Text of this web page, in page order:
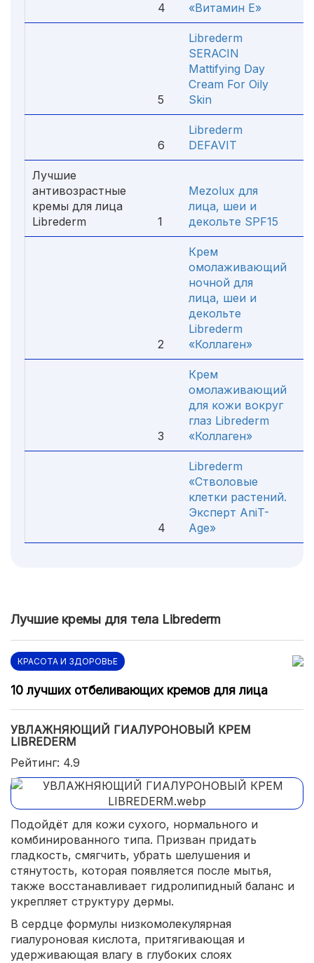
4
«Витамин Е»
5
Librederm
SERACIN
Mattifying Day
Cream For Oily
Skin
6
Librederm
DEFAVIT
Лучшие
антивозрастные
кремы для лица
Librederm
1
Mezolux для
лица, шеи и
декольте SPF15
2
Крем
омолаживающий
ночной для
лица, шеи и
декольте
Librederm
«Коллаген»
3
Крем
омолаживающий
для кожи вокруг
глаз Librederm
«Коллаген»
4
Librederm
«Стволовые
клетки растений.
Эксперт AniT-
Age»
Лучшие кремы для тела Librederm
КРАСОТА И ЗДОРОВЬЕ
10 лучших отбеливающих кремов для лица
УВЛАЖНЯЮЩИЙ ГИАЛУРОНОВЫЙ КРЕМ
LIBREDERM
Рейтинг: 4.9
Подойдёт для кожи сухого, нормального и
комбинированного типа. Призван придать
гладкость, смягчить, убрать шелушения и
стянутость, которая появляется после мытья,
также восстанавливает гидролипидный баланс и
укрепляет структуру дермы.
В сердце формулы низкомолекулярная
гиалуроновая кислота, притягивающая и
удерживающая влагу в глубоких слоях